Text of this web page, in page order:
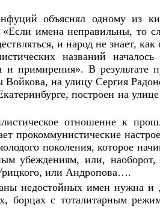
объяснял одному из
«Если имена неправильны,
и народ не знает, как
названий
и примирения». В результате
на улицу Сергия
построен на
отношение к
прокоммунистические
поколения, которое
убеждениям, или,
или Андропова….
недостойных имен нужна и
борцах с тоталитарным